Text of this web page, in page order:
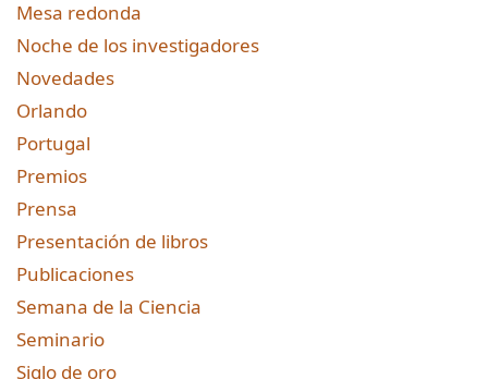
Mesa redonda
Noche de los investigadores
Novedades
Orlando
Portugal
Premios
Prensa
Presentación de libros
Publicaciones
Semana de la Ciencia
Seminario
Siglo de oro